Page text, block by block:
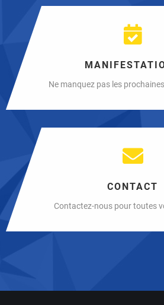
Ne manquez pas les
CONTACT
Contactez-nous pour toutes